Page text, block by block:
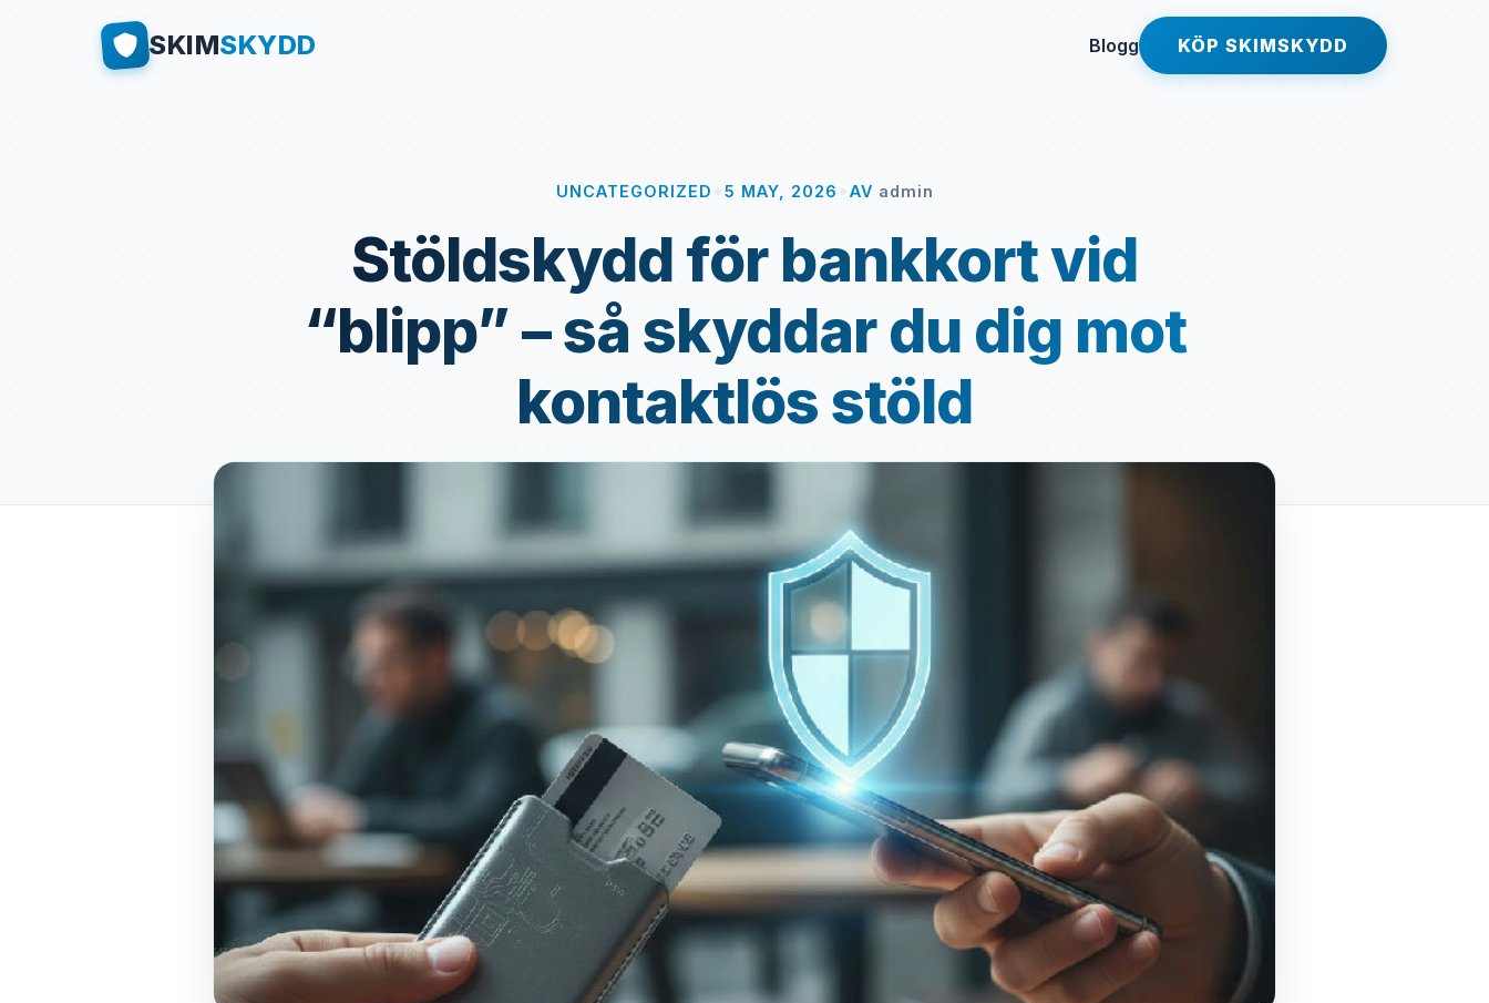
SKIMSKYDD Blogg KÖP SKIMSKYDD
UNCATEGORIZED 5 MAY, 2026 AV admin
Stöldskydd för bankkort vid
“blipp” – så skyddar du dig mot
kontaktlös stöld